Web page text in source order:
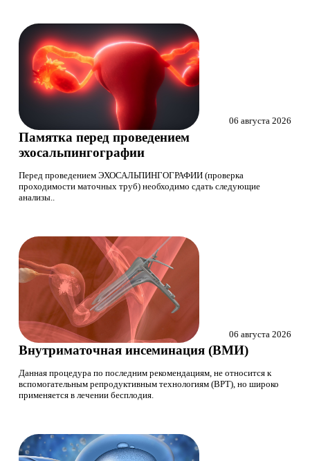
Памятка перед проведением
эхосальпингографии
Перед проведением ЭХОСАЛЬПИНГОГРАФИИ (проверка
проходимости маточных труб) необходимо сдать следующие
анализы..
06 августа 2026
Внутриматочная инсеминация (ВМИ)
Данная процедура по последним рекомендациям, не относится к
вспомогательным репродуктивным технологиям (ВРТ), но широко
применяется в лечении бесплодия.
06 августа 2026